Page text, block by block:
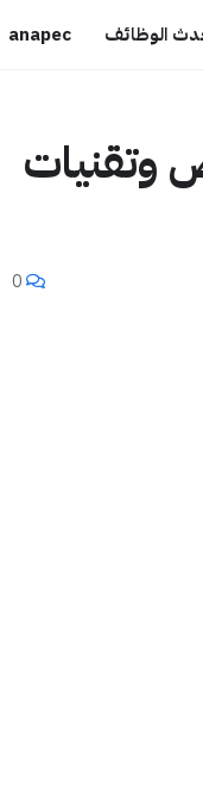
الوظائف anapec
وتقنيات
0